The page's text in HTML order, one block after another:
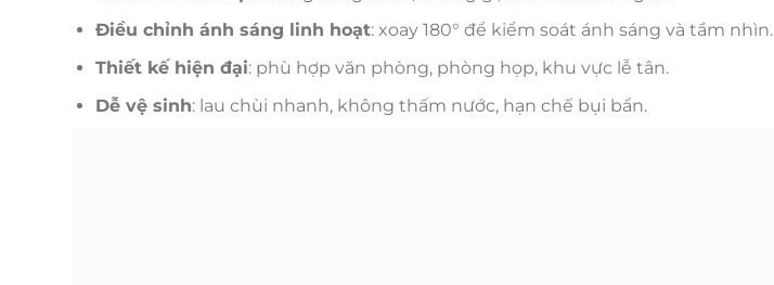
Điều chỉnh ánh sáng linh hoạt: xoay 180° để kiểm soát ánh sáng và tầm nhìn.
Thiết kế hiện đại: phù hợp văn phòng, phòng họp, khu vực lễ tân.
Dễ vệ sinh: lau chùi nhanh, không thấm nước, hạn chế bụi bẩn.